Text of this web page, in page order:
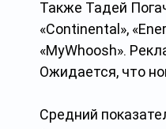
Также Тадей
«Continental»,
«MyWhoosh».
Ожидается, что
Средний